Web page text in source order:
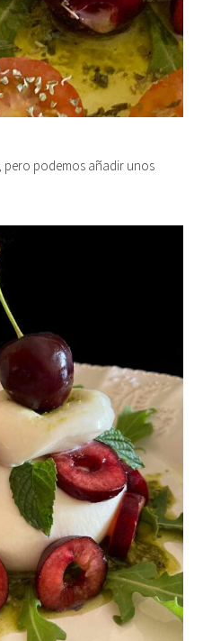
pero podemos añadir unos